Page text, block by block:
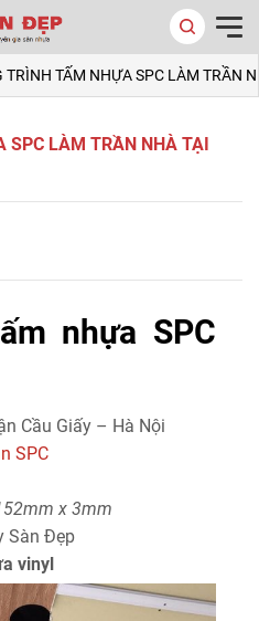
TRÌNH TẤM NHỰA SPC LÀM TRẦN
SPC LÀM TRẦN NHÀ TẠI
nhựa SPC
Cầu Giấy – Hà Nội
SPC
x 3mm
Sàn Đẹp
vinyl